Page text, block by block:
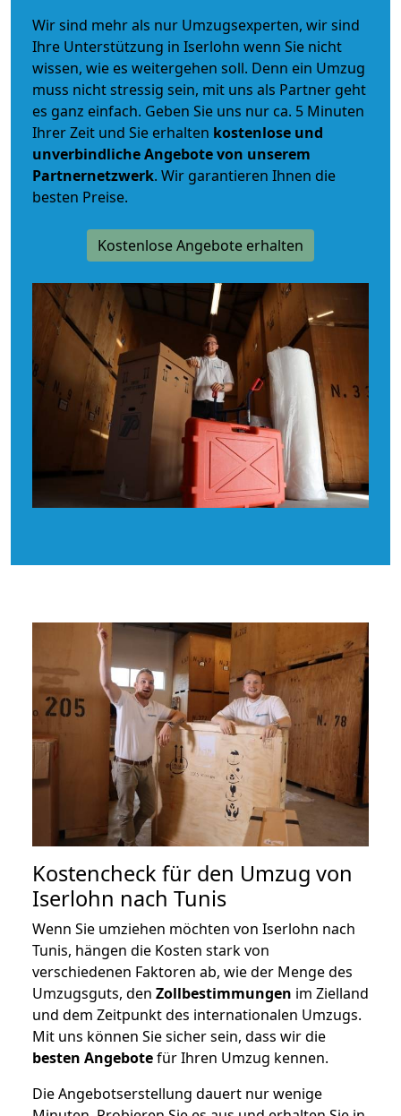
Wir sind mehr als nur Umzugsexperten, wir sind
Ihre Unterstützung in Iserlohn wenn Sie nicht
wissen, wie es weitergehen soll. Denn ein Umzug
muss nicht stressig sein, mit uns als Partner geht
es ganz einfach. Geben Sie uns nur ca. 5 Minuten
Ihrer Zeit und Sie erhalten kostenlose und
unverbindlicheAngebote von unserem
Partnernetzwerk. Wir garantieren Ihnen die
besten Preise.
Kostenlose Angebote erhalten
Kostencheck für den Umzug von
Iserlohn nach Tunis
Wenn Sie umziehen möchten von Iserlohn nach
Tunis, hängen die Kosten stark von
verschiedenen Faktoren ab, wie der Menge des
Umzugsguts, den Zollbestimmungen im Zielland
und dem Zeitpunkt des internationalen Umzugs.
Mit uns können Sie sicher sein, dass wir die
besten Angebotefür Ihren Umzug kennen.
Die Angebotserstellung dauert nur wenige